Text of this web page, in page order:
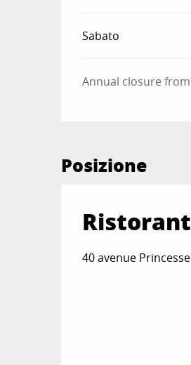
Sabato
Annual closure
Posizione
40 avenue